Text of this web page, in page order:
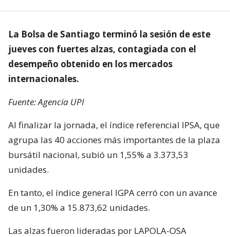
La Bolsa de Santiago terminó la sesión de este
jueves con fuertes alzas, contagiada con el
desempeño obtenido en los mercados
internacionales.
Fuente: Agencia UPI
Al finalizar la jornada, el índice referencial IPSA, que
agrupa las 40 acciones más importantes de la plaza
bursátil nacional, subió un 1,55% a 3.373,53
unidades.
En tanto, el índice general IGPA cerró con un avance
de un 1,30% a 15.873,62 unidades.
Las alzas fueron lideradas por LAPOLA-OSA